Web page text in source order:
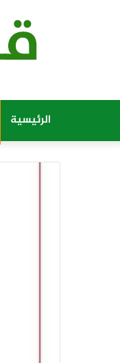
الرئيسية